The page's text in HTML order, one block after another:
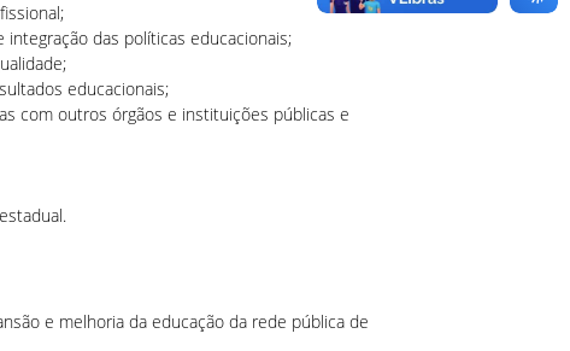
das políticas educacionais;
educacionais;
com outros órgãos e instituições públicas e
e melhoria da educação da rede pública de